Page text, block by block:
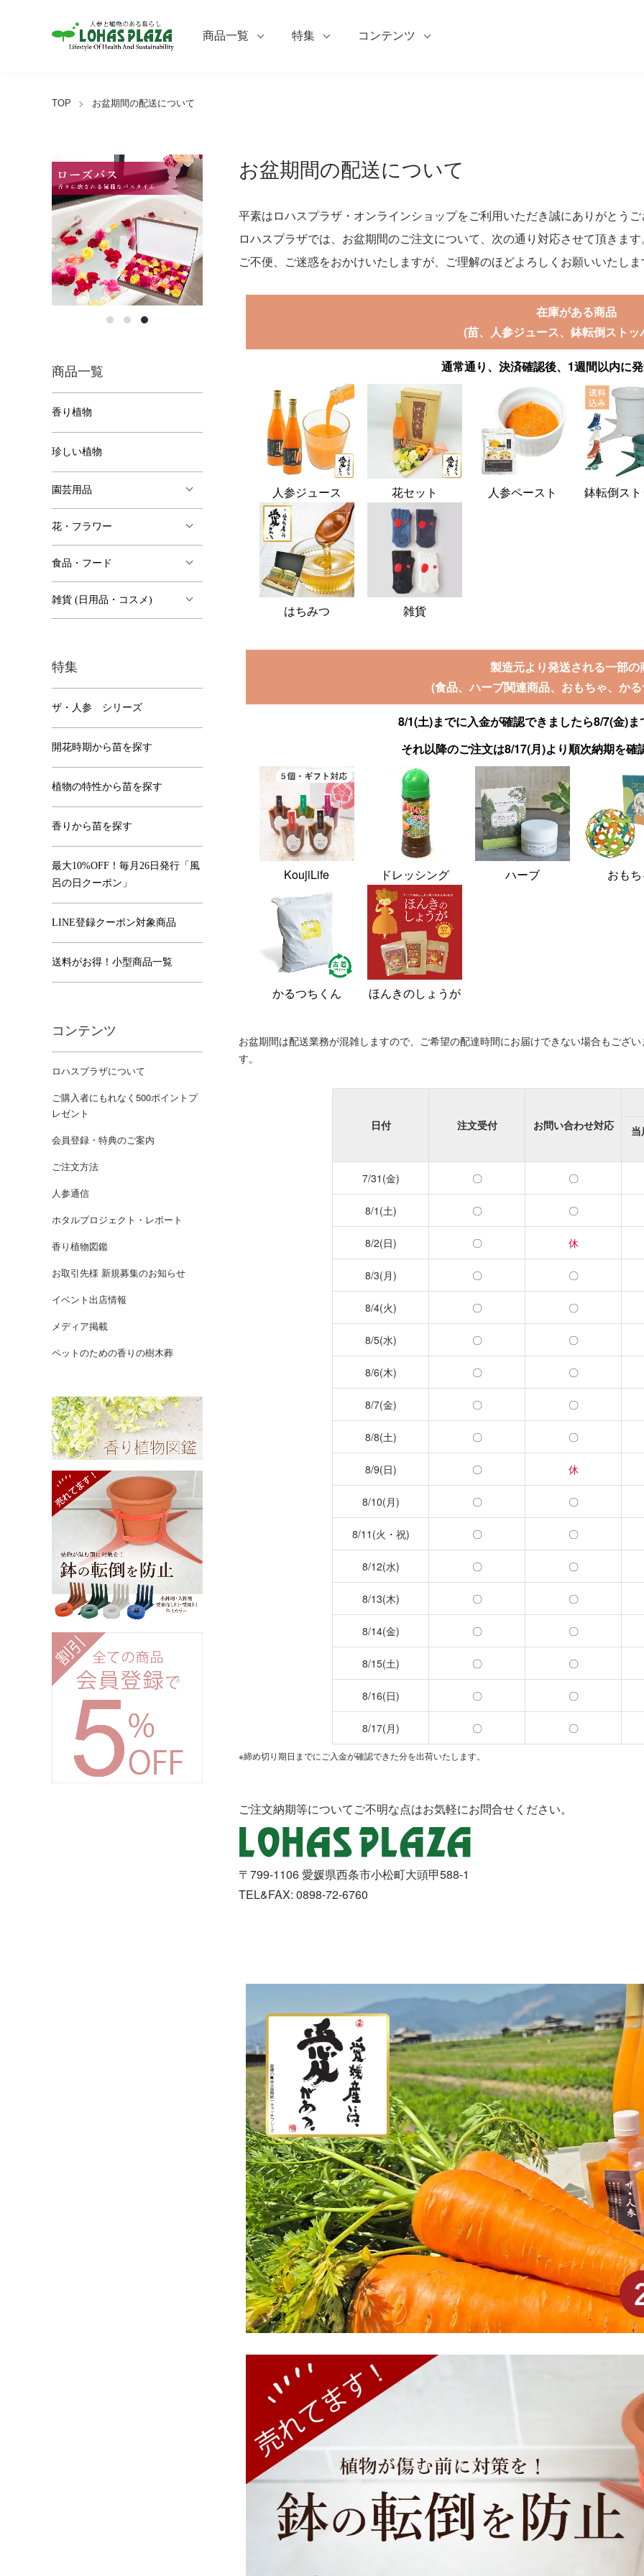
商品一覧 特集 コンテンツ
TOP お盆期間の配送について
お盆期間の配送について
平素はロハスプラザ・オンラインショップをご利用いただき誠にありがとうご
ロハスプラザでは、お盆期間のご注文について、次の通り対応させて頂きます。
ご不便、ご迷惑をおかけいたしますが、ご理解のほどよろしくお願いいたしま
在庫がある商品
(苗、人参ジュース、鉢転倒ストッ
通常通り、決済確認後、1週間以内に発
人参ジュース 花セット 人参ペースト 鉢転倒ス
はちみつ 雑貨
製造元より発送される一部の
(食品、ハーブ関連商品、おもちゃ、かる
8/1(土)までに入金が確認できましたら8/7(金)ま
それ以降のご注文は8/17(月)より順次納期を確
KoujiLife ドレッシング ハーブ おもち
かるつちくん ほんきのしょうが
お盆期間は配送業務が混雑しますので、ご希望の配達時間にお届けできない場合もござ
す。
日付 注文受付 お問い合わせ対応
7/31(金) 〇 〇
8/1(土) 〇 〇
8/2(日) 〇 休
8/3(月) 〇 〇
8/4(火) 〇 〇
8/5(水) 〇 〇
8/6(木) 〇 〇
8/7(金) 〇 〇
8/8(土) 〇 〇
8/9(日) 〇 休
8/10(月) 〇 〇
8/11(火・祝) 〇 〇
8/12(水) 〇 〇
8/13(木) 〇 〇
8/14(金) 〇 〇
8/15(土) 〇 〇
8/16(日) 〇 〇
8/17(月) 〇 〇
※締め切り期日までにご入金が確認できた分を出荷いたします。
ご注文納期等についてご不明な点はお気軽にお問合せください。
〒799-1106 愛媛県西条市小松町大頭甲588-1
TEL&FAX: 0898-72-6760
商品一覧
香り植物
珍しい植物
園芸用品
花・フラワー
食品・フード
雑貨 (日用品・コスメ)
特集
ザ・人参 シリーズ
開花時期から苗を探す
植物の特性から苗を探す
香りから苗を探す
最大10%OFF！毎月26日発行「風
呂の日クーポン」
LINE登録クーポン対象商品
送料がお得！小型商品一覧
コンテンツ
ロハスプラザについて
ご購入者にもれなく500ポイントプ
レゼント
会員登録・特典のご案内
ご注文方法
人参通信
ホタルプロジェクト・レポート
香り植物図鑑
お取引先様 新規募集のお知らせ
イベント出店情報
メディア掲載
ペットのための香りの樹木葬